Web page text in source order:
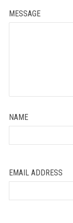
MESSAGE
NAME
EMAIL ADDRESS